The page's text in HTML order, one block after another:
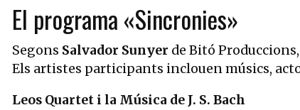
El programa «Sincronies»
Segons Salvador Sunyer de Bitó
Els artistes participants inclouen músics,
Leos Quartet i la Música de J. S. Bach